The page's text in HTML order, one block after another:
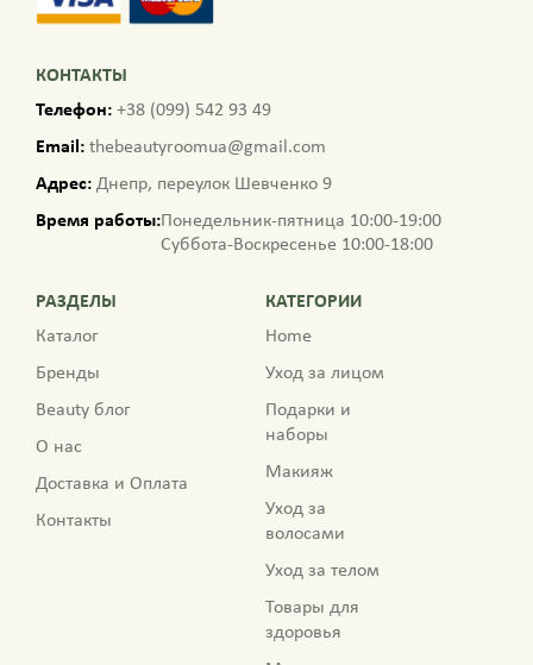
КОНТАКТЫ
Телефон: +38 (099) 542 93 49
Email: thebeautyroomua@gmail.com
Адрес: Днепр, переулок Шевченко 9
Время работы:Понедельник-пятница 10:00-19:00
Суббота-Воскресенье 10:00-18:00
РАЗДЕЛЫ
Каталог
Бренды
Beauty блог
О нас
Доставка и Оплата
Контакты
КАТЕГОРИИ
Home
Уход за лицом
Подарки и
наборы
Макияж
Уход за
волосами
Уход за телом
Товары для
здоровья